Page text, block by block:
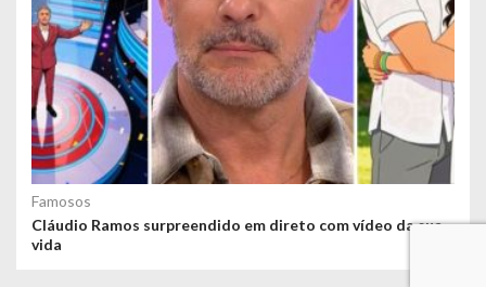
Famosos
Cláudio Ramos surpreendido em direto com vídeo da sua
vida